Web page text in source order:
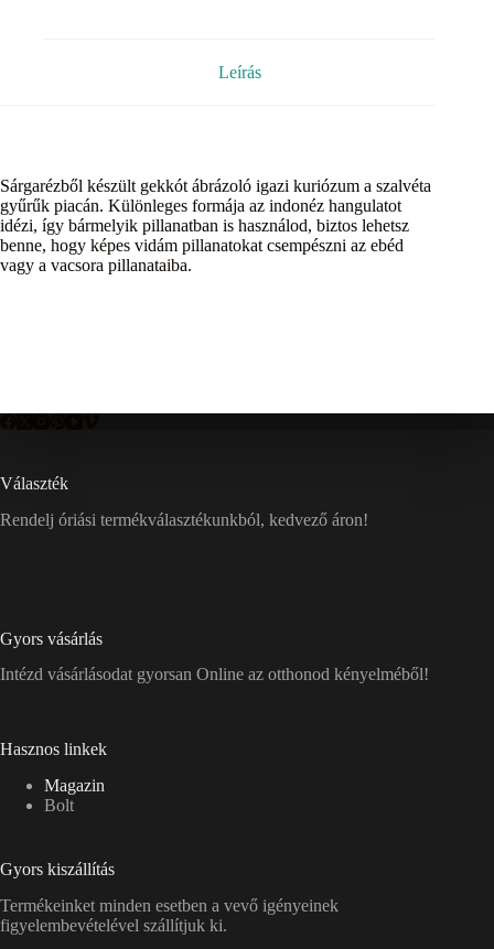
Leírás
Sárgarézből készült gekkót ábrázoló igazi kuriózum a szalvéta
gyűrűk piacán. Különleges formája az indonéz hangulatot
idézi, így bármelyik pillanatban is használod, biztos lehetsz
benne, hogy képes vidám pillanatokat csempészni az ebéd
vagy a vacsora pillanataiba.
Választék
Rendelj óriási termékválasztékunkból, kedvező áron!
Gyors vásárlás
Intézd vásárlásodat gyorsan Online az otthonod kényelméből!
Hasznos linkek
Magazin
Bolt
Gyors kiszállítás
Termékeinket minden esetben a vevő igényeinek
figyelembevételével szállítjuk ki.